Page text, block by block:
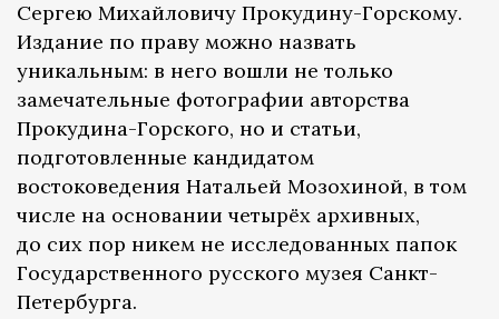
Сергею Михайловичу Прокудину-Горскому.
Издание по праву можно назвать
уникальным: в него вошли не только
замечательные фотографии авторства
Прокудина-Горского, но и статьи,
подготовленные кандидатом
востоковедения Натальей Мозохиной, в том
числе на основании четырёх архивных,
до сих пор никем не исследованных папок
Государственного русского музея Санкт-
Петербурга.